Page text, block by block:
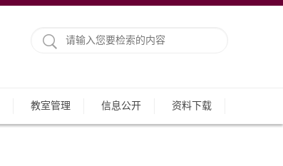
教室管理 信息公开 资料下载